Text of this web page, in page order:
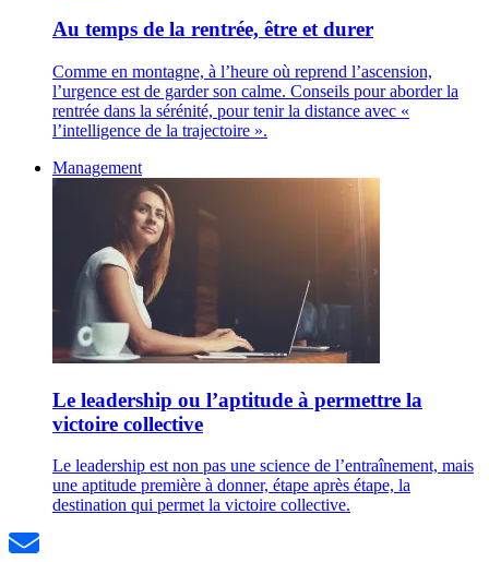
Au temps de la rentrée, être et durer
Comme en montagne, à l’heure où reprend l’ascension,
l’urgence est de garder son calme. Conseils pour aborder la
rentrée dans la sérénité, pour tenir la distance avec «
l’intelligence de la trajectoire ».
Management
Le leadership ou l’aptitude à permettre la
victoire collective
Le leadership est non pas une science de l’entraînement, mais
une aptitude première à donner, étape après étape, la
destination qui permet la victoire collective.